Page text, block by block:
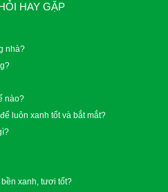
HAY GẶP
nhà?
nào?
luôn xanh tốt và bắt mắt?
xanh, tươi tốt?